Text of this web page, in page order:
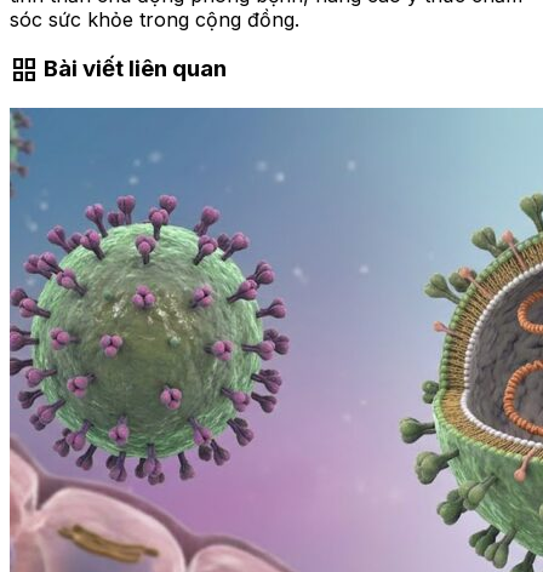
sóc sức khỏe trong cộng đồng.
grid_view Bài viết liên quan